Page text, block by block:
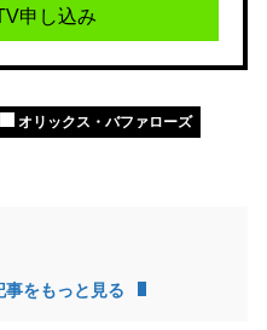
申し込み
オリックス・バファローズ
をもっと見る